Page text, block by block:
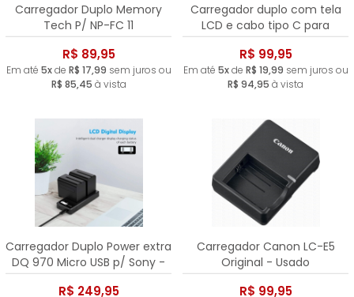
Carregador Duplo Memory
Tech P/ NP-FC 11
R$ 89,95
Em até 5xde R$ 17,99 sem juros ou
R$ 85,45 à vista
Carregador duplo com tela
LCD e cabo tipo C para
Bateria Fujifilm NP-W235 -
Usado
R$ 99,95
Em até 5xde R$ 19,99 sem juros ou
R$ 94,95 à vista
Carregador Duplo Power extra
DQ 970 Micro USB p/ Sony -
Semi Novo
R$ 249,95
Carregador Canon LC-E5
Original - Usado
R$ 99,95